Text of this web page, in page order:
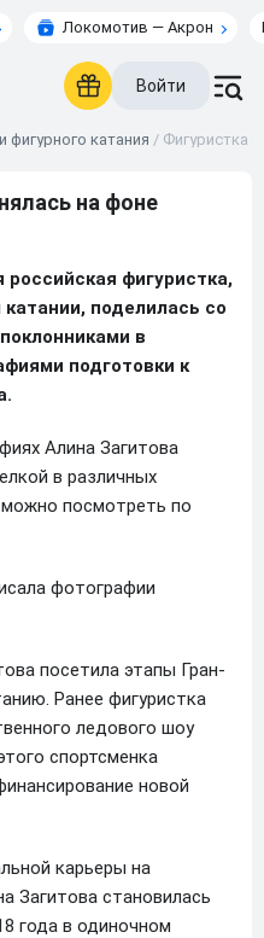
Локомотив — Акрон
Войти
фигурного катания / Фигуристка
на фоне
российская фигуристка,
поделилась со
в
подготовки к
Алина Загитова
в различных
можно посмотреть по
фотографии
посетила этапы Гран-
Ранее фигуристка
ледового шоу
спортсменка
новой
карьеры на
Загитова становилась
года в одиночном